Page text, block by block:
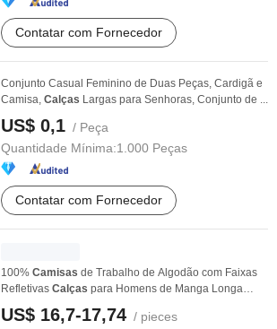
Contatar com Fornecedor
Conjunto Casual Feminino de Duas Peças, Cardigã e
Camisa, Calças Largas para Senhoras, Conjunto de ...
US$ 0,1 / Peça
Quantidade Mínima:1.000 Peças
Contatar com Fornecedor
100% Camisas de Trabalho de Algodão com Faixas
Refletivas Calças para Homens de Manga Longa
Roupas ...
US$ 16,7-17,74 / pieces